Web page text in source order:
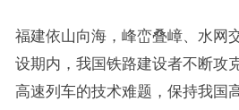
福建依山向海，峰峦叠嶂、水网
设期内，我国铁路建设者不断攻
高速列车的技术难题，保持我国